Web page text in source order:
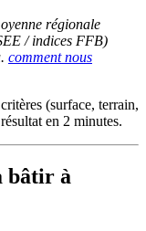
régionale
/ indices FFB)
comment nous
(surface, terrain,
en 2 minutes.
bâtir à